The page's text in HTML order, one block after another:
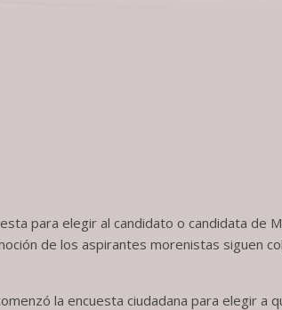
para elegir al candidato o candidata de
de los aspirantes morenistas siguen
la encuesta ciudadana para elegir